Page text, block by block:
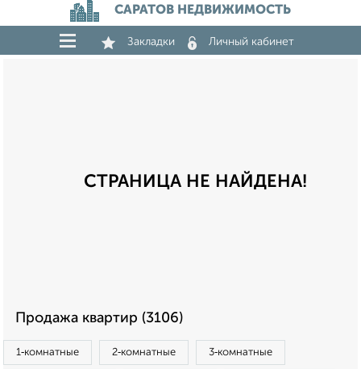
САРАТОВ НЕДВИЖИМОСТЬ
Закладки Личный кабинет
СТРАНИЦА НЕ НАЙДЕНА!
Продажа квартир (3106)
1‑комнатные 2‑комнатные 3‑комнатные